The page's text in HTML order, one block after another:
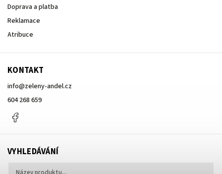
Doprava a platba
Reklamace
Atribuce
KONTAKT
info@zeleny-andel.cz
604 268 659
VYHLEDÁVÁNÍ